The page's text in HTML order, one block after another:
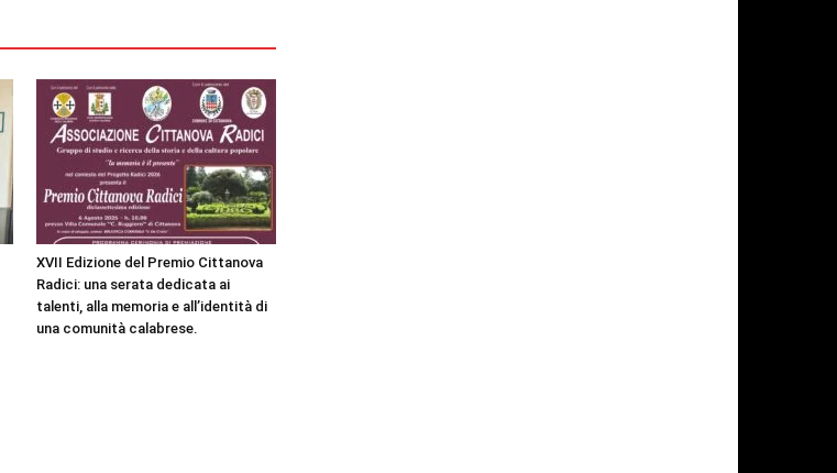
XVII Edizione del Premio Cittanova
Radici: una serata dedicata ai
talenti, alla memoria e all’identità di
una comunità calabrese.